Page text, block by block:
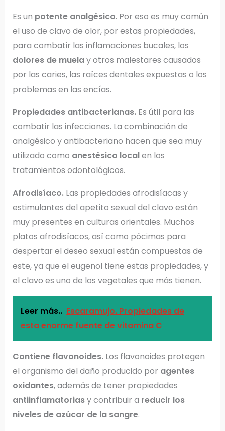
Es un potente analgésico. Por eso es muy común
el uso de clavo de olor, por estas propiedades,
para combatir las inflamaciones bucales, los
dolores de muelay otros malestares causados
por las caries, las raíces dentales expuestas o los
problemas en las encías.
Propiedades antibacterianas.Es útil para las
combatir las infecciones. La combinación de
analgésico y antibacteriano hacen que sea muy
utilizado como anestésico localen los
tratamientos odontológicos.
Afrodisíaco. Las propiedades afrodisíacas y
estimulantes del apetito sexual del clavo están
muy presentes en culturas orientales. Muchos
platos afrodisíacos, así como pócimas para
despertar el deseo sexual están compuestas de
este, ya que el eugenol tiene estas propiedades, y
el clavo es uno de los vegetales que más tienen.
Leer más.. Escaramujo. Propiedades de
esta enorme fuente de vitamina C
Contiene flavonoides.Los flavonoides protegen
el organismo del daño producido por agentes
oxidantes, además de tener propiedades
antiinflamatoriasy contribuir a reducir los
niveles de azúcar de la sangre.